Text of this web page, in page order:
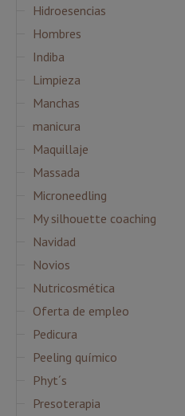
Hidroesencias
Hombres
Indiba
Limpieza
Manchas
manicura
Maquillaje
Massada
Microneedling
My silhouette coaching
Navidad
Novios
Nutricosmética
Oferta de empleo
Pedicura
Peeling químico
Phyt´s
Presoterapia